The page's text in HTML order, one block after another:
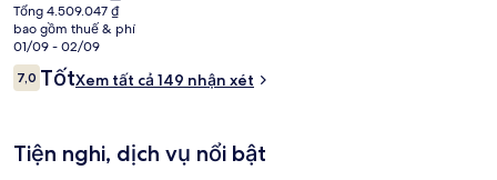
những ly giải khát sau một ngày dài. Các tiện nghi khác bao gồm
quán bar/khu lounge, câu lạc bộ sức khỏe và trung tâm thể thao.
hiện
tại
là
4.136.741 ₫
Tổng 4.509.047 ₫
bao gồm thuế & phí
01/09 - 02/09
Nhận
xét
7,07,0 trên 10,
TốtXem tất cả 149 nhận xét
Tiện nghi, dịch vụ nổi bật